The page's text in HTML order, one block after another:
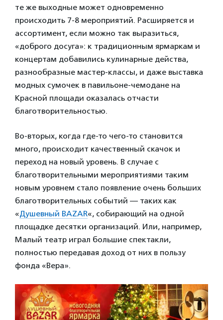
те же выходные может одновременно
происходить 7-8 мероприятий. Расширяется и
ассортимент, если можно так выразиться,
«доброго досуга»: к традиционным ярмаркам и
концертам добавились кулинарные действа,
разнообразные мастер-классы, и даже выставка
модных сумочек в павильоне-чемодане на
Красной площади оказалась отчасти
благотворительностью.
Во-вторых, когда где-то чего-то становится
много, происходит качественный скачок и
переход на новый уровень. В случае с
благотворительными мероприятиями таким
новым уровнем стало появление очень больших
благотворительных событий — таких как
«Душевный BAZAR«, собирающий на одной
площадке десятки организаций. Или, например,
Малый театр играл большие спектакли,
полностью передавая доход от них в пользу
фонда «Вера».